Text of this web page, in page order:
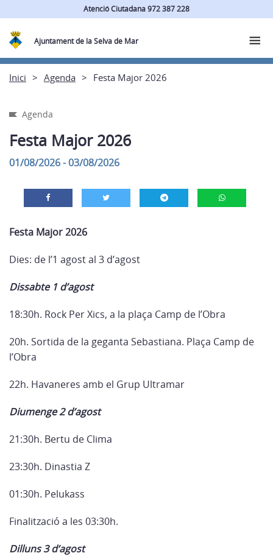
Atenció Ciutadana 972 387 228
Ajuntament de la Selva de Mar
Inici Agenda Festa Major 2026
Agenda
Festa Major 2026
01/08/2026 - 03/08/2026
Festa Major 2026
Dies: de l’1 agost al 3 d’agost
Dissabte 1 d’agost
18:30h. Rock Per Xics, a la plaça Camp de l’Obra
20h. Sortida de la geganta Sebastiana. Plaça Camp de
l’Obra
22h. Havaneres amb el Grup Ultramar
Diumenge 2 d’agost
21:30h. Bertu de Clima
23:30h. Dinastia Z
01:30h. Pelukass
Finalització a les 03:30h.
Dilluns 3 d’agost